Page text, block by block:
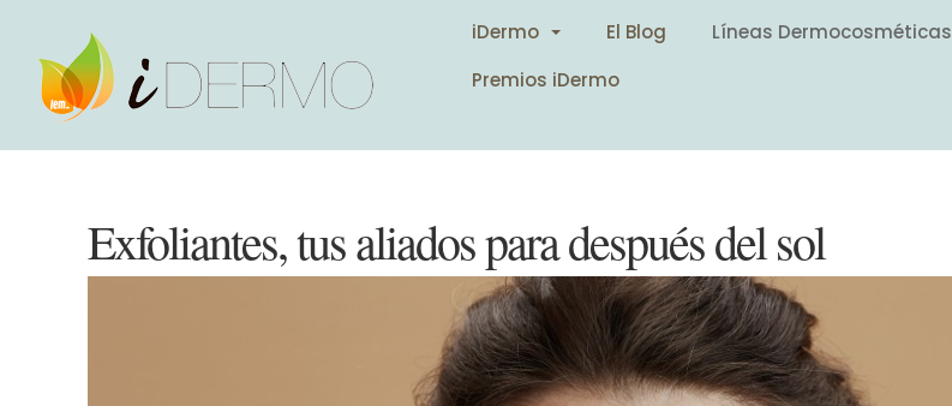
iDermo El Blog Líneas Dermocosméticas
Premios iDermo
Exfoliantes, tus aliados para después del sol